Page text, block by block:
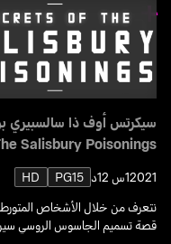
سيكرتس أوف ذا سالسبيري
Salisbury Poisonings
20211س 12د PG15
HD
نتعرف من خلال الأشخاص
قصة تسميم الجاسوس الروسي